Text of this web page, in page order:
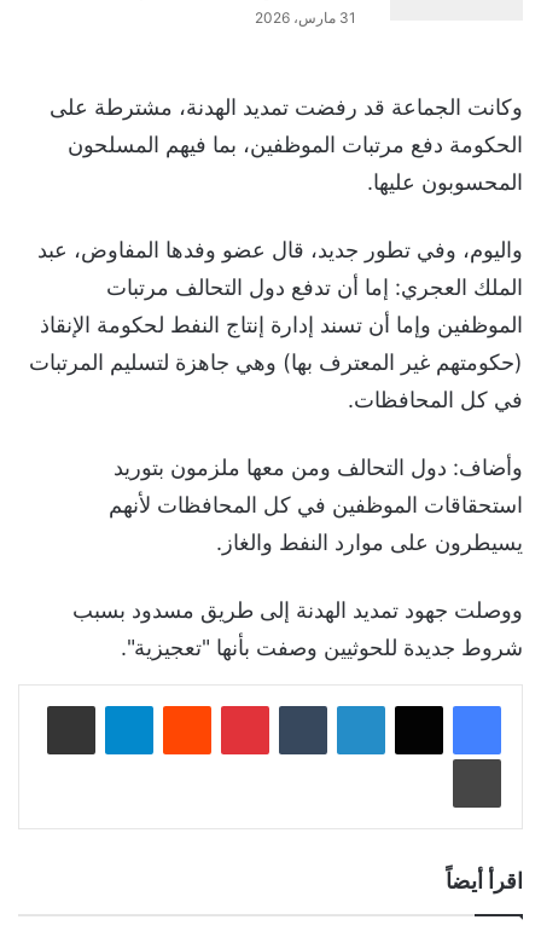
31 مارس، 2026
وكانت الجماعة قد رفضت تمديد الهدنة، مشترطة على
الحكومة دفع مرتبات الموظفين، بما فيهم المسلحون
المحسوبون عليها.
واليوم، وفي تطور جديد، قال عضو وفدها المفاوض، عبد
الملك العجري: إما أن تدفع دول التحالف مرتبات
الموظفين وإما أن تسند إدارة إنتاج النفط لحكومة الإنقاذ
(حكومتهم غير المعترف بها) وهي جاهزة لتسليم المرتبات
في كل المحافظات.
وأضاف: دول التحالف ومن معها ملزمون بتوريد
استحقاقات الموظفين في كل المحافظات لأنهم
يسيطرون على موارد النفط والغاز.
ووصلت جهود تمديد الهدنة إلى طريق مسدود بسبب
شروط جديدة للحوثيين وصفت بأنها "تعجيزية".
لينكدإن بينتيريست
اقرأ أيضاً